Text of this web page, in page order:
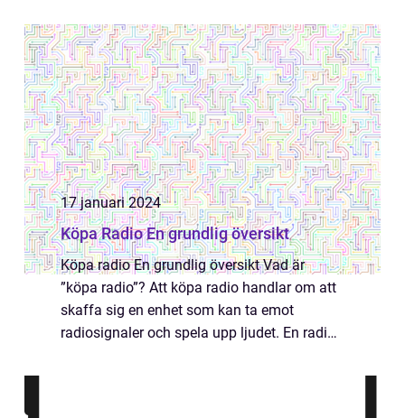
framåt, ger elcyklar den extra kraften...
17 januari 2024
Köpa Radio En grundlig översikt
Köpa radio En grundlig översikt Vad är
”köpa radio”? Att köpa radio handlar om att
skaffa sig en enhet som kan ta emot
radiosignaler och spela upp ljudet. En radio